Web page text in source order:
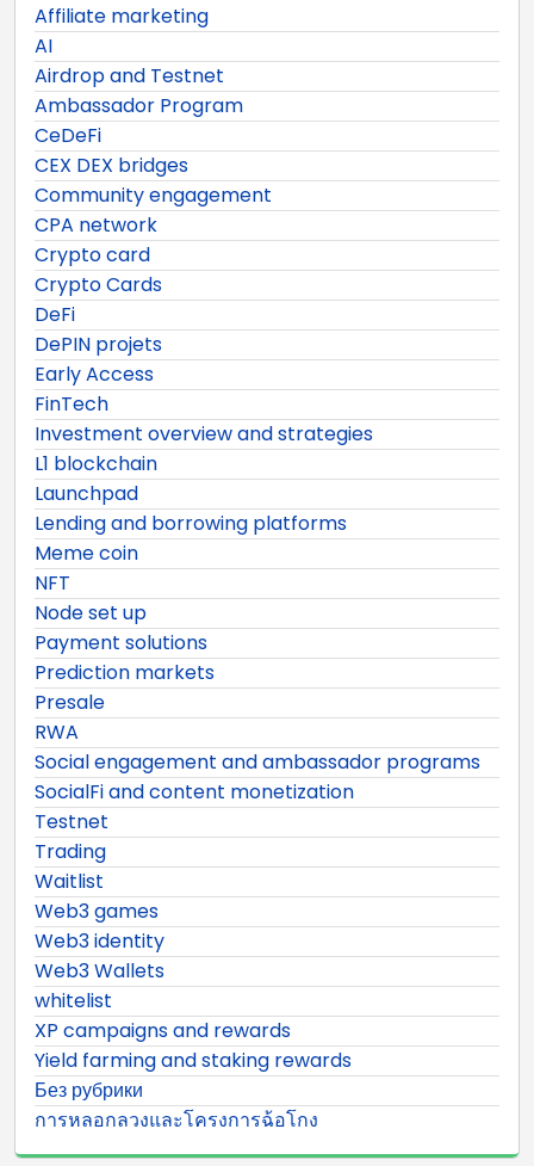
Affiliate marketing
AI
Airdrop and Testnet
Ambassador Program
CeDeFi
CEX DEX bridges
Community engagement
CPA network
Crypto card
Crypto Cards
DeFi
DePIN projets
Early Access
FinTech
Investment overview and strategies
L1 blockchain
Launchpad
Lending and borrowing platforms
Meme coin
NFT
Node set up
Payment solutions
Prediction markets
Presale
RWA
Social engagement and ambassador programs
SocialFi and content monetization
Testnet
Trading
Waitlist
Web3 games
Web3 identity
Web3 Wallets
whitelist
XP campaigns and rewards
Yield farming and staking rewards
Без рубрики
การหลอกลวงและโครงการฉ้อโกง